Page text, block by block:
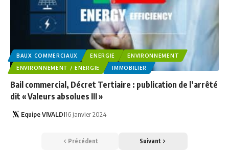
BAUX COMMERCIAUX ENERGIE
ENVIRONNEMENT
ENVIRONNEMENT / ENERGIE
IMMOBILIER
Bail commercial, Décret Tertiaire : publication de l’arrêté
dit « Valeurs absolues III »
Equipe VIVALDI16 janvier 2024
Précédent Suivant